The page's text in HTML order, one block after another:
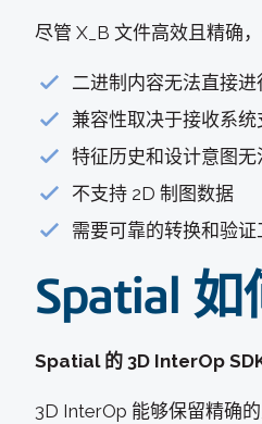
尽管 X_B 文件高效且精确
二进制内容无法直接
兼容性取决于接收系
特征历史和设计意图无
不支持 2D 制图数据
需要可靠的转换和验
Spatial
Spatial 的 3D InterOp
3D InterOp 能够保留精确